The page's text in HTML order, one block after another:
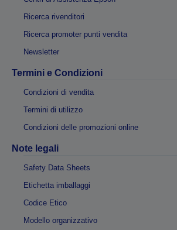
Ricerca rivenditori
Ricerca promoter punti vendita
Newsletter
Termini e Condizioni
Condizioni di vendita
Termini di utilizzo
Condizioni delle promozioni online
Note legali
Safety Data Sheets
Etichetta imballaggi
Codice Etico
Modello organizzativo